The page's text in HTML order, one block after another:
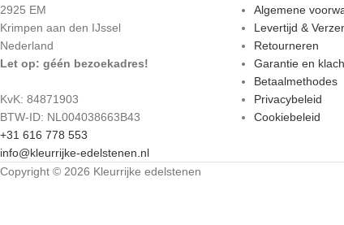
2925 EM
Krimpen aan den IJssel
Nederland
Let op: géén bezoekadres!
KvK: 84871903
BTW-ID: NL004038663B43
+31 616 778 553
info@kleurrijke-edelstenen.nl
Algemene
Levertijd &
Retourneren
Garantie en
Betaalmethodes
Privacybeleid
Cookiebeleid
Copyright © 2026 Kleurrijke edelstenen